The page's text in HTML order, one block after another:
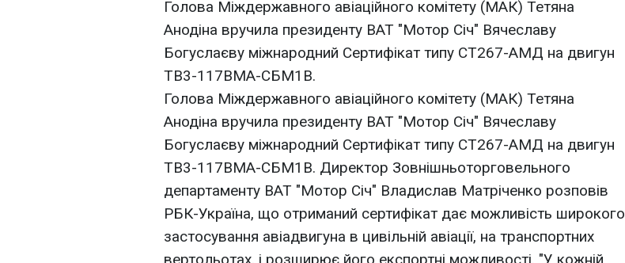
Голова Міждержавного авіаційного комітету (МАК) Тетяна
Анодіна вручила президенту ВАТ "Мотор Сiч" Вячеславу
Богуслаєву міжнародний Сертифікат типу СТ267-АМД на двигун
ТВ3-117ВМА-СБМ1В.
Голова Міждержавного авіаційного комітету (МАК) Тетяна
Анодіна вручила президенту ВАТ "Мотор Сiч" Вячеславу
Богуслаєву міжнародний Сертифікат типу СТ267-АМД на двигун
ТВ3-117ВМА-СБМ1В. Директор Зовнішньоторгoвельного
департаменту ВАТ "Мотор Сiч" Владислав Матріченко розповів
РБК-Україна, що отриманий сертифікат дає можливість широкого
застосування авіадвигуна в цивільній авіації, на транспортних